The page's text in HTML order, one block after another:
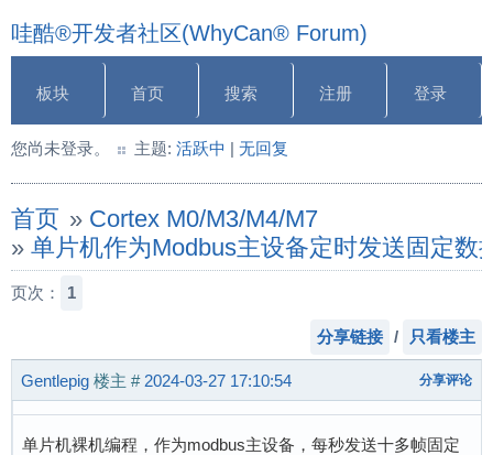
哇酷®开发者社区(WhyCan® Forum)
板块 首页 搜索 注册 登录
您尚未登录。 主题: 活跃中 | 无回复
首页 » Cortex M0/M3/M4/M7
» 单片机作为Modbus主设备定时发送固定
页次： 1
分享链接 / 只看楼主
Gentlepig 楼主 # 2024-03-27 17:10:54 分享评论
单片机裸机编程，作为modbus主设备，每秒发送十多帧固定